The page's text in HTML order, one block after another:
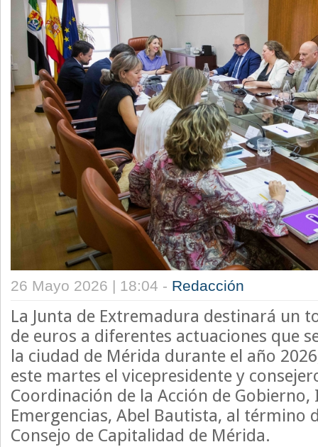
26 Mayo 2026 | 18:04 - Redacción
La Junta de Extremadura destinará un
de euros a diferentes actuaciones que
la ciudad de Mérida durante el año
este martes el vicepresidente y
Coordinación de la Acción de
Emergencias, Abel Bautista, al término
Consejo de Capitalidad de Mérida.